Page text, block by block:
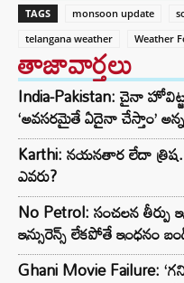
TAGS monsoon update
telangana weather
Weather
తాజావార్తలు
India-Pakistan: చైనా
‘అవసరమైతే ఏదైనా చేస్తాం’
Karthi: నయనతార లేదా
ఎవరు?
No Petrol: సంచలన తీర్పు
ఇన్సురెన్స్ లేకపోతే ఇంధనం
Ghani Movie Failure: